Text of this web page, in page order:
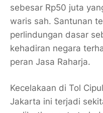
sebesar Rp50 juta
waris sah. Santunan
perlindungan dasar
kehadiran negara
peran Jasa Raharja.
Kecelakaan di Tol
Jakarta ini terjadi